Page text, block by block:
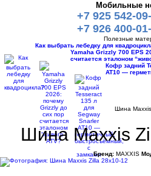
Мобильные
+7 925 542-
+7 926 400-
Полезные
Как выбрать лебедку для
Yamaha Grizzly 700 EPS
считается эталоном
Кофр задний
AT10 —
Шина
Шина Maxxis
Бренд:MAXXIS